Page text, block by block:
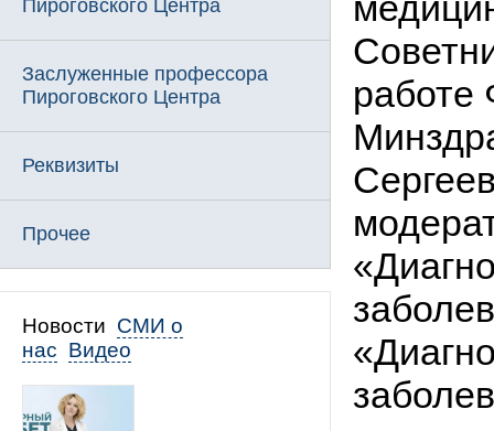
Пироговского Центра
Заслуженные профессора
Пироговского Центра
Реквизиты
Прочее
Новости СМИ о
нас Видео